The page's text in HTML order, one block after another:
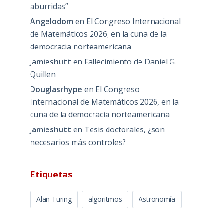
aburridas”
Angelodom en El Congreso Internacional
de Matemáticos 2026, en la cuna de la
democracia norteamericana
Jamieshutt en Fallecimiento de Daniel G.
Quillen
Douglasrhype en El Congreso
Internacional de Matemáticos 2026, en la
cuna de la democracia norteamericana
Jamieshutt en Tesis doctorales, ¿son
necesarios más controles?
Etiquetas
Alan Turing algoritmos Astronomía